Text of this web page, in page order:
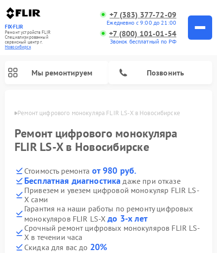
FIX-FLIR
Ремонт устройств FLIR
Специализированный
cервисный центр г.
Новосибирск
+7 (383) 377-72-09
Ежедневно с 9:00 до 21:00
+7 (800) 101-01-54
Звонок бесплатный по РФ
Мы ремонтируем Позвонить
Ремонт цифрового монокуляра FLIR LS-X в Новосибирске
Ремонт цифрового монокуляра
FLIR LS-X в Новосибирске
Стоимость ремонта от 980 руб.
Бесплатная диагностика даже при отказе
Привезем и увезем цифровой монокуляр FLIR LS-
X сами
Гарантия на наши работы по ремонту цифровых
монокуляров FLIR LS-Xдо 3-х лет
Срочный ремонт цифровых монокуляров FLIR LS-
X в течении часа
Скидка для вас до 20%